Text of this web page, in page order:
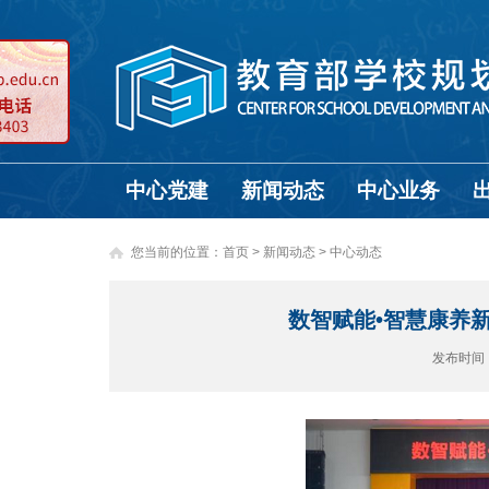
中心党建 新闻动态 中心业务
您当前的位置： 首页 > 新闻动态 > 中心动态
数智赋能•智慧康养
发布时